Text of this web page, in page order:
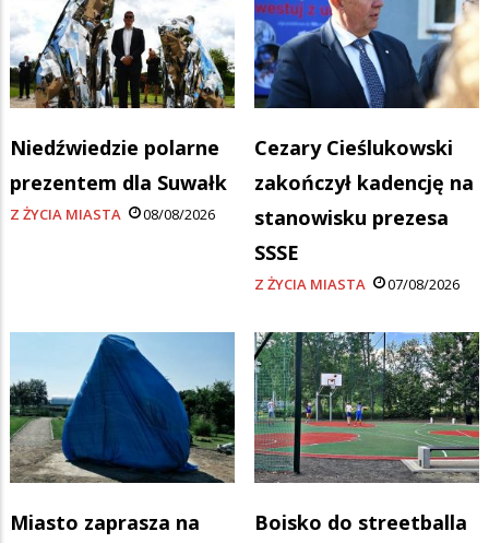
Niedźwiedzie polarne
prezentem dla Suwałk
Z ŻYCIA MIASTA 08/08/2026
Cezary Cieślukowski
zakończył kadencję na
stanowisku prezesa
SSSE
Z ŻYCIA MIASTA 07/08/2026
Miasto zaprasza na
Boisko do streetballa